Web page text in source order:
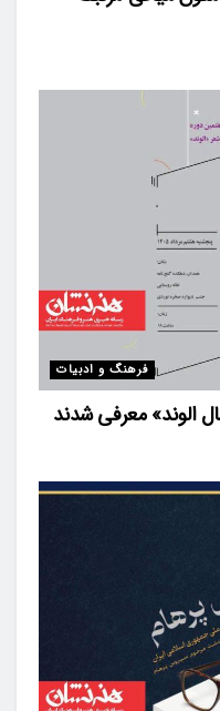
فرهنگ و ادبیات
الوند» معرفی شدند